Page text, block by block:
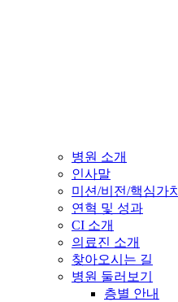
병원 소개
인사말
미션/비전/핵심가치
연혁 및 성과
CI 소개
의료진 소개
찾아오시는 길
병원 둘러보기
층별 안내